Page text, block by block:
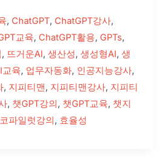
, ChatGPT, ChatGPT강사,
교육, ChatGPT활용, GPTs,
, 뜨거운AI, 생산성, 생성형AI, 생
교육, 업무자동화, 인공지능강사,
, 지피티맨, 지피티맨강사, 지피티
, 챗GPT강의, 챗GPT교육, 챗지
코파일럿강의, 효율성